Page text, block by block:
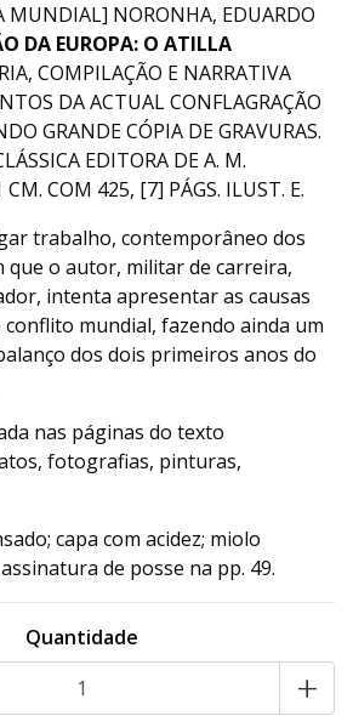
MUNDIAL] NORONHA, EDUARDO
DA EUROPA: O ATILLA
COMPILAÇÃO E NARRATIVA
DA ACTUAL CONFLAGRAÇÃO
GRANDE CÓPIA DE GRAVURAS.
EDITORA DE A. M.
CM. COM 425, [7] PÁGS. ILUST. E.
trabalho, contemporâneo dos
que o autor, militar de carreira,
intenta apresentar as causas
mundial, fazendo ainda um
dos dois primeiros anos do
nas páginas do texto
fotografias, pinturas,
capa com acidez; miolo
de posse na pp. 49.
Quantidade
+